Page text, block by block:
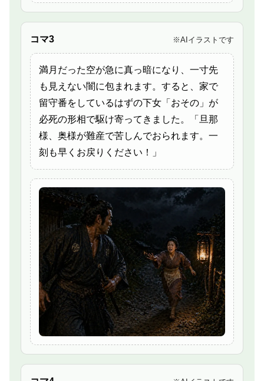
コマ3 ※AIイラストです
満月だった空が急に真っ暗になり、一寸先
も見えない闇に包まれます。すると、家で
留守番をしているはずの下女「おその」が
必死の形相で駆け寄ってきました。「旦那
様、奥様が難産で苦しんでおられます。一
刻も早くお戻りください！」